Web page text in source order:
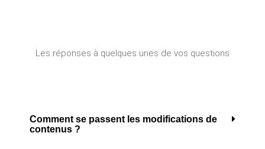
Les réponses à quelques unes de vos questions
Comment se passent les modifications de
contenus ?